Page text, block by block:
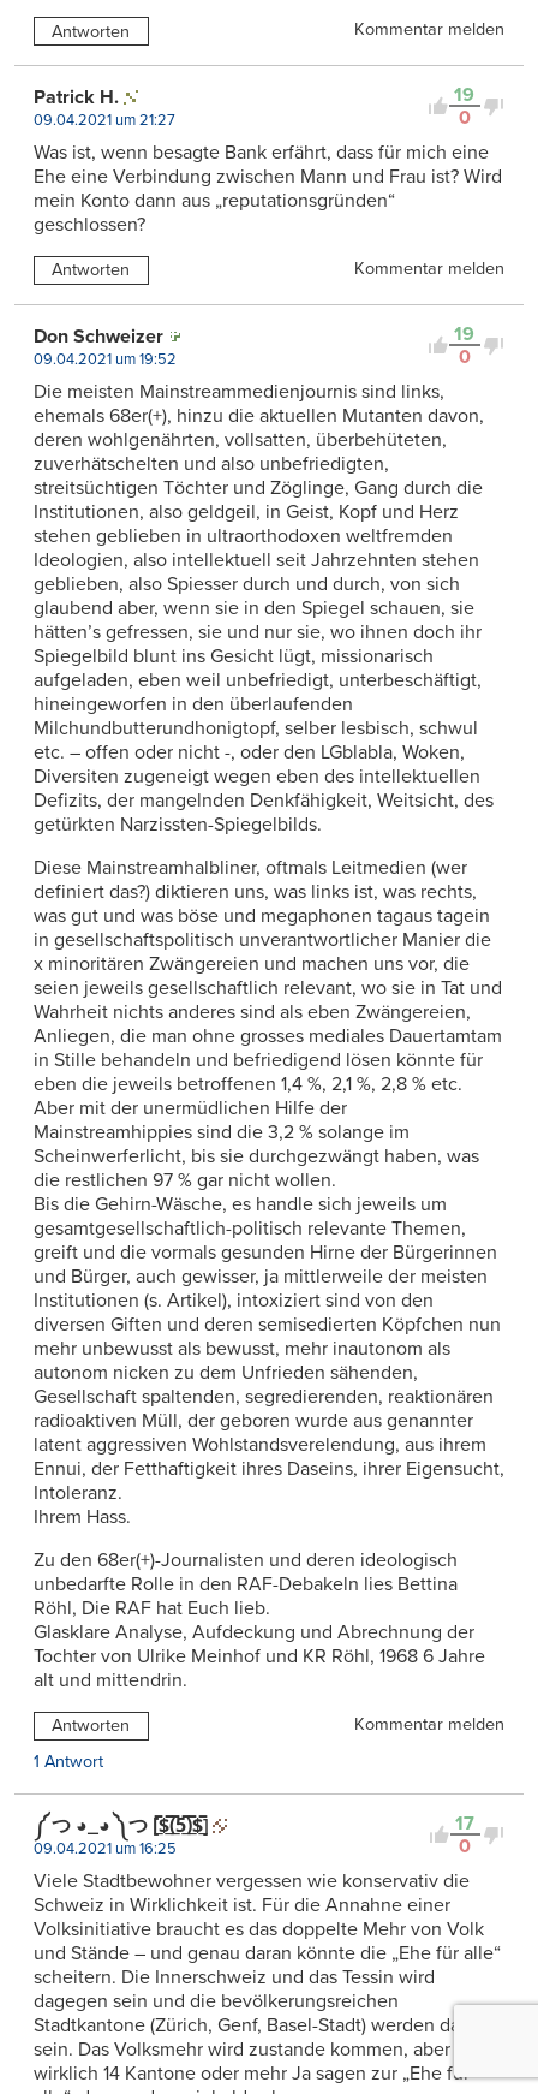
Antworten Kommentar melden
19
0
Patrick H.
09.04.2021 um 21:27
Was ist, wenn besagte Bank erfährt, dass für mich eine
Ehe eine Verbindung zwischen Mann und Frau ist? Wird
mein Konto dann aus „reputationsgründen“
geschlossen?
Antworten Kommentar melden
19
0
Don Schweizer
09.04.2021 um 19:52
Die meisten Mainstreammedienjournis sind links,
ehemals 68er(+), hinzu die aktuellen Mutanten davon,
deren wohlgenährten, vollsatten, überbehüteten,
zuverhätschelten und also unbefriedigten,
streitsüchtigen Töchter und Zöglinge, Gang durch die
Institutionen, also geldgeil, in Geist, Kopf und Herz
stehen geblieben in ultraorthodoxen weltfremden
Ideologien, also intellektuell seit Jahrzehnten stehen
geblieben, also Spiesser durch und durch, von sich
glaubend aber, wenn sie in den Spiegel schauen, sie
hätten’s gefressen, sie und nur sie, wo ihnen doch ihr
Spiegelbild blunt ins Gesicht lügt, missionarisch
aufgeladen, eben weil unbefriedigt, unterbeschäftigt,
hineingeworfen in den überlaufenden
Milchundbutterundhonigtopf, selber lesbisch, schwul
etc. – offen oder nicht -, oder den LGblabla, Woken,
Diversiten zugeneigt wegen eben des intellektuellen
Defizits, der mangelnden Denkfähigkeit, Weitsicht, des
getürkten Narzissten-Spiegelbilds.
Diese Mainstreamhalbliner, oftmals Leitmedien (wer
definiert das?) diktieren uns, was links ist, was rechts,
was gut und was böse und megaphonen tagaus tagein
in gesellschaftspolitisch unverantwortlicher Manier die
x minoritären Zwängereien und machen uns vor, die
seien jeweils gesellschaftlich relevant, wo sie in Tat und
Wahrheit nichts anderes sind als eben Zwängereien,
Anliegen, die man ohne grosses mediales Dauertamtam
in Stille behandeln und befriedigend lösen könnte für
eben die jeweils betroffenen 1,4 %, 2,1 %, 2,8 % etc.
Aber mit der unermüdlichen Hilfe der
Mainstreamhippies sind die 3,2 % solange im
Scheinwerferlicht, bis sie durchgezwängt haben, was
die restlichen 97 % gar nicht wollen.
Bis die Gehirn-Wäsche, es handle sich jeweils um
gesamtgesellschaftlich-politisch relevante Themen,
greift und die vormals gesunden Hirne der Bürgerinnen
und Bürger, auch gewisser, ja mittlerweile der meisten
Institutionen (s. Artikel), intoxiziert sind von den
diversen Giften und deren semisedierten Köpfchen nun
mehr unbewusst als bewusst, mehr inautonom als
autonom nicken zu dem Unfrieden sähenden,
Gesellschaft spaltenden, segredierenden, reaktionären
radioaktiven Müll, der geboren wurde aus genannter
latent aggressiven Wohlstandsverelendung, aus ihrem
Ennui, der Fetthaftigkeit ihres Daseins, ihrer Eigensucht,
Intoleranz.
Ihrem Hass.
Zu den 68er(+)-Journalisten und deren ideologisch
unbedarfte Rolle in den RAF-Debakeln lies Bettina
Röhl, Die RAF hat Euch lieb.
Glasklare Analyse, Aufdeckung und Abrechnung der
Tochter von Ulrike Meinhof und KR Röhl, 1968 6 Jahre
alt und mittendrin.
Antworten
Kommentar melden
1 Antwort
17
0
༼ つ ◕_◕ ༽つ [̲̅$̲̅(̲̅5̲̅)̲̅$̲̅]
09.04.2021 um 16:25
Viele Stadtbewohner vergessen wie konservativ die
Schweiz in Wirklichkeit ist. Für die Annahne einer
Volksinitiative braucht es das doppelte Mehr von Volk
und Stände – und genau daran könnte die „Ehe für alle“
scheitern. Die Innerschweiz und das Tessin wird
dagegen sein und die bevölkerungsreichen
Stadtkantone (Zürich, Genf, Basel-Stadt) werden dafür
sein. Das Volksmehr wird zustande kommen, aber ob
wirklich 14 Kantone oder mehr Ja sagen zur „Ehe für